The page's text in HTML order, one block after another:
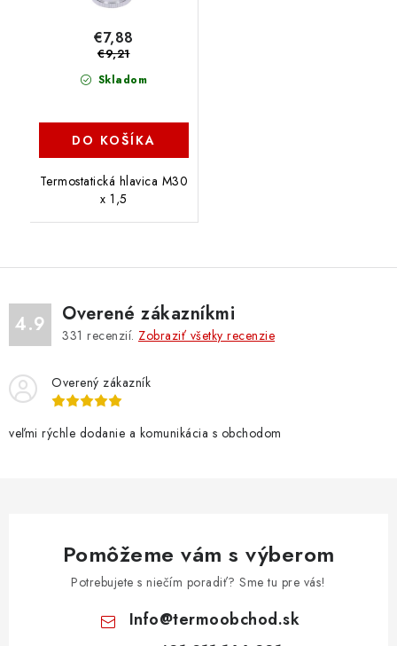
Skladom
€7,88
€9,21
DO KOŠÍKA
Termostatická hlavica M30
x 1,5
4.9 Overené zákazníkmi
331 recenzií. Zobraziť všetky recenzie
Overený zákazník
veľmi rýchle dodanie a komunikácia s obchodom
Pomôžeme vám s výberom
Potrebujete s niečím poradiť? Sme tu pre vás!
Info@termoobchod.sk